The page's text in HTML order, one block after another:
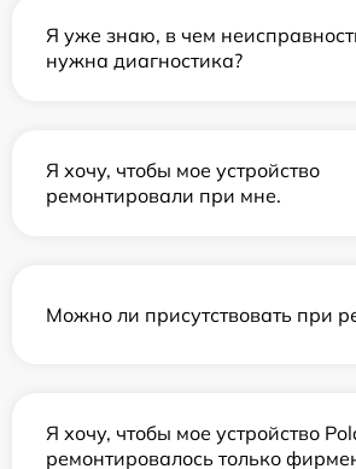
Я уже знаю, в чем
нужна диагностика?
Я хочу, чтобы мое устройство
ремонтировали при мне.
Можно ли присутствовать при
Я хочу, чтобы мое устройство
ремонтировалось только